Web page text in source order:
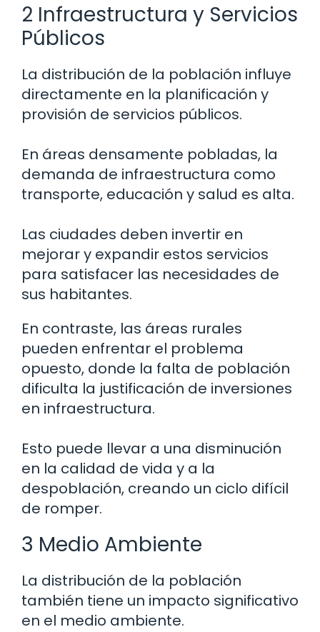
2 Infraestructura y Servicios
Públicos
La distribución de la población influye
directamente en la planificación y
provisión de servicios públicos.
En áreas densamente pobladas, la
demanda de infraestructura como
transporte, educación y salud es alta.
Las ciudades deben invertir en
mejorar y expandir estos servicios
para satisfacer las necesidades de
sus habitantes.
En contraste, las áreas rurales
pueden enfrentar el problema
opuesto, donde la falta de población
dificulta la justificación de inversiones
en infraestructura.
Esto puede llevar a una disminución
en la calidad de vida y a la
despoblación, creando un ciclo difícil
de romper.
3 Medio Ambiente
La distribución de la población
también tiene un impacto significativo
en el medio ambiente.